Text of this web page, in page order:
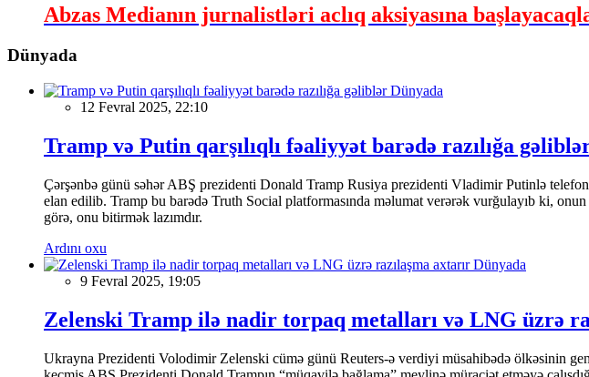
Abzas Medianın jurnalistləri aclıq aksiyasına
Dünyada
Dünyada
12 Fevral 2025, 22:10
Tramp və Putin qarşılıqlı fəaliyyət barədə razılığa
Çərşənbə günü səhər ABŞ prezidenti Donald Tramp Rusiya prezidenti Vladimir Putinlə telefon
elan edilib. Tramp bu barədə Truth Social platformasında məlumat verərək vurğulayıb ki,
görə, onu bitirmək lazımdır.
Ardını oxu
Dünyada
9 Fevral 2025, 19:05
Zelenski Tramp ilə nadir torpaq metalları və LNG üzrə
Ukrayna Prezidenti Volodimir Zelenski cümə günü Reuters-ə verdiyi müsahibədə ölkəsinin